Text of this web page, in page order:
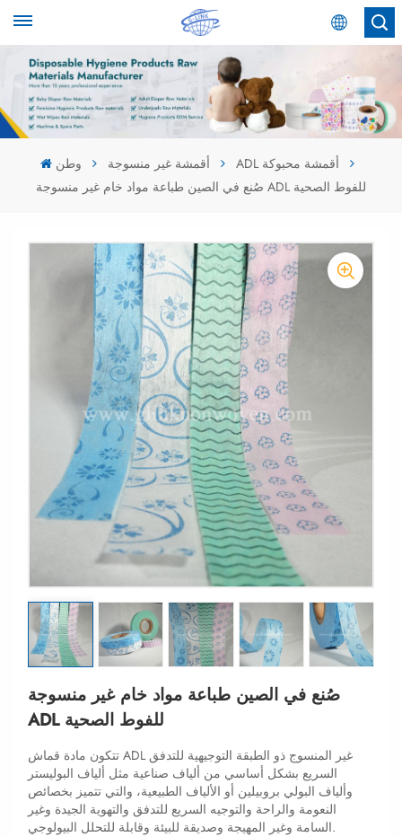
عربي
English
عربي
وطن أقمشة غير منسوجة
ADL أقمشة محبوكة
صُنع في الصين طباعة مواد خام غير منسوجة ADL للفوط الصحية
صُنع في الصين طباعة مواد خام غير منسوجة
ADL للفوط الصحية
تتكون مادة قماش ADL غير المنسوج ذو الطبقة التوجيهية للتدفق
السريع بشكل أساسي من ألياف صناعية مثل ألياف البوليستر
وألياف البولي بروبيلين أو الألياف الطبيعية، والتي تتميز بخصائص
النعومة والراحة والتوجيه السريع للتدفق والتهوية الجيدة وغير
السامة وغير المهيجة وصديقة للبيئة وقابلة للتحلل البيولوجي.